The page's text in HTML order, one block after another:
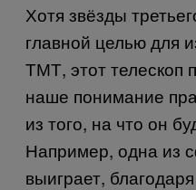
Хотя звёзды
главной целью для
ТМТ, этот телескоп
наше понимание
из того, на что он
Например, одна из
выиграет,